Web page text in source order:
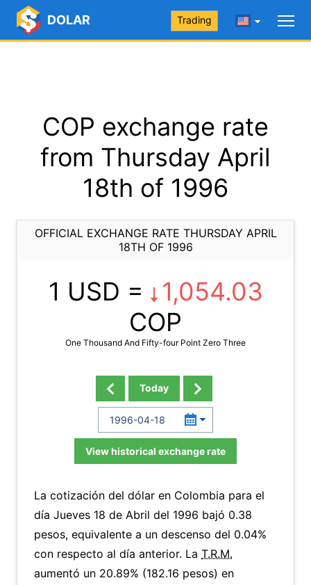
DOLAR Trading
COP exchange rate
from Thursday April
18th of 1996
OFFICIAL EXCHANGE RATE THURSDAY APRIL
18TH OF 1996
1 USD =
1,054.03
COP
One Thousand And Fifty-four Point Zero Three
Today
View historical exchange rate
La cotización del dólar en Colombia para el
día Jueves 18 de Abril del 1996 bajó 0.38
pesos, equivalente a un descenso del 0.04%
con respecto al día anterior. La T.R.M.
aumentó un 20.89% (182.16 pesos) en